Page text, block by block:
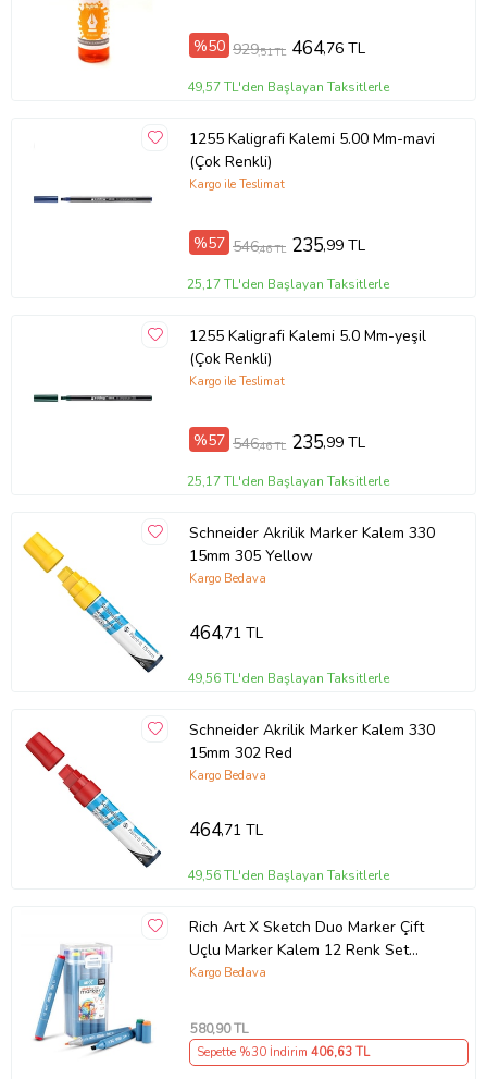
%50 929,51 TL 464,76 TL
49,57 TL'den Başlayan Taksitlerle
1255 Kaligrafi Kalemi 5.00 Mm-mavi
(Çok Renkli)
Kargo ile Teslimat
%57 546,46 TL 235,99 TL
25,17 TL'den Başlayan Taksitlerle
1255 Kaligrafi Kalemi 5.0 Mm-yeşil
(Çok Renkli)
Kargo ile Teslimat
%57 546,46 TL 235,99 TL
25,17 TL'den Başlayan Taksitlerle
Schneider Akrilik Marker Kalem 330
15mm 305 Yellow
Kargo Bedava
464,71 TL
49,56 TL'den Başlayan Taksitlerle
Schneider Akrilik Marker Kalem 330
15mm 302 Red
Kargo Bedava
464,71 TL
49,56 TL'den Başlayan Taksitlerle
Rich Art X Sketch Duo Marker Çift
Uçlu Marker Kalem 12 Renk Set
18046
Kargo Bedava
580,90 TL
Sepette %30 İndirim 406,63 TL